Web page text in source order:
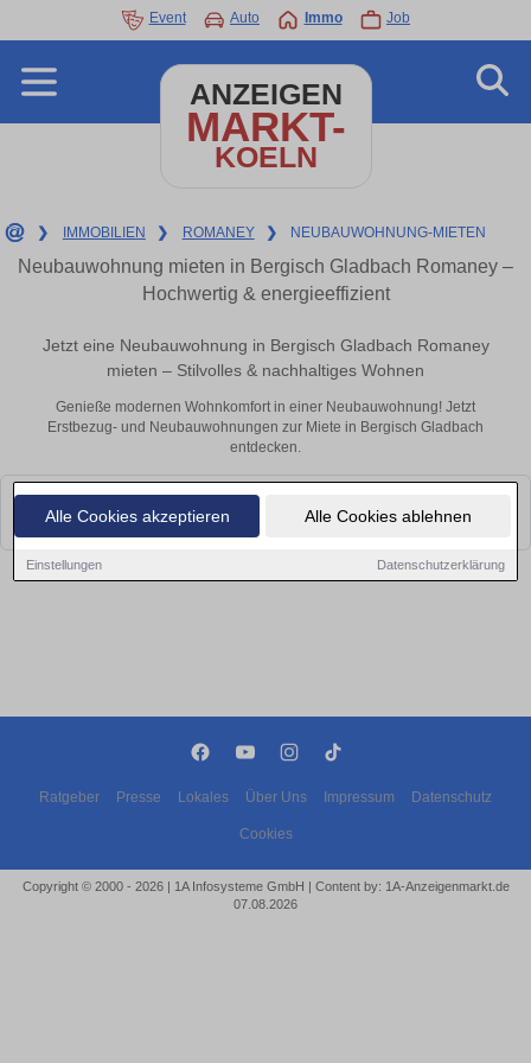
Alle Cookies akzeptieren Alle Cookies ablehnen
Einstellungen Datenschutzerklärung
Event Auto Immo Job
ANZEIGEN
MARKT-
KOELN
❯ IMMOBILIEN ❯ ROMANEY ❯ NEUBAUWOHNUNG-MIETEN
Neubauwohnung mieten in Bergisch Gladbach Romaney –
Hochwertig & energieeffizient
Jetzt eine Neubauwohnung in Bergisch Gladbach Romaney
mieten – Stilvolles & nachhaltiges Wohnen
Genieße modernen Wohnkomfort in einer Neubauwohnung! Jetzt
Erstbezug- und Neubauwohnungen zur Miete in Bergisch Gladbach
entdecken.
Leider konnten wir derzeit keine passenden Objekte finden. Schauen Sie
bald wieder vorbei!
Ratgeber Presse Lokales Über Uns Impressum Datenschutz
Cookies
Copyright © 2000 - 2026 | 1A Infosysteme GmbH | Content by: 1A-Anzeigenmarkt.de
07.08.2026